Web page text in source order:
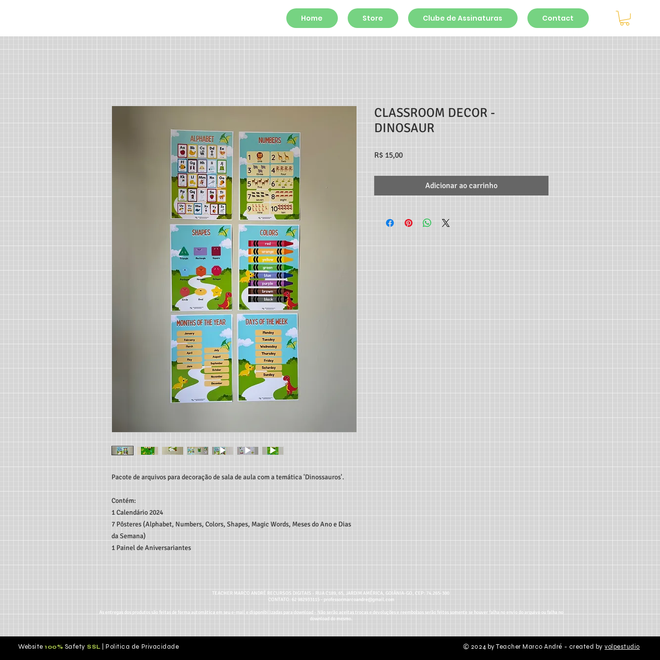
Home Store Clube de Assinaturas Contact
Pacote de arquivos para decoração de sala de aula com a temática 'Dinossauros'.
Contém:
1 Calendário 2024
7 Pôsteres (Alphabet, Numbers, Colors, Shapes, Magic Words, Meses do Ano e Dias
da Semana)
1 Painel de Aniversariantes
CLASSROOM DECOR -
DINOSAUR
R$ 15,00Preço
Adicionar ao carrinho
TEACHER MARCO ANDRÉ RECURSOS DIGITAIS - RUA C189, 65, JARDIM AMÉRICA, GOIÂNIA-GO, CEP: 74.265-300
CONTATO: 62 982933115 - professormarcoandre@gmail.com
As entregas dos produtos são feitas de forma automática em seu e-mail e disponibilizadas para download - Não serão aceitas trocas e devoluções e reembolsos serão feitos somente se houver falha no envio do arquivo ou falha no
download do mesmo.
Website100% SafetySSL |Politica de Privacidade © 2024 by Teacher Marco André - created byvolpestudio